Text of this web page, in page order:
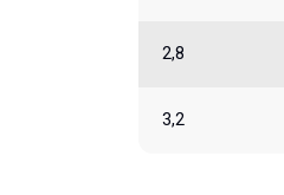
2,8
3,2